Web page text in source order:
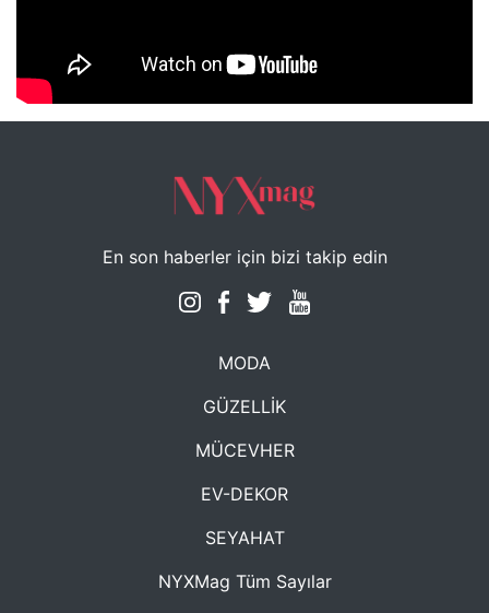
NYXmag 2. Yaş Kutlama Etkinliği
En son haberler için bizi takip edin
MODA
GÜZELLİK
MÜCEVHER
EV-DEKOR
SEYAHAT
NYXMag Tüm Sayılar